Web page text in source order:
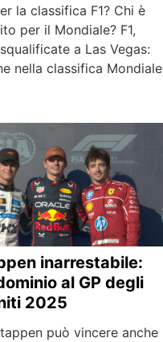
la classifica F1? Chi è
per il Mondiale? F1,
a Las Vegas:
nella classifica Mondiale
inarrestabile:
al GP degli
2025
può vincere anche